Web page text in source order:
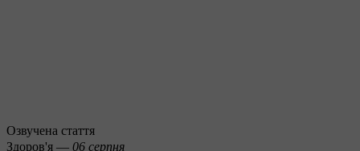
Озвучена стаття
Здоров'я — 06 серпня